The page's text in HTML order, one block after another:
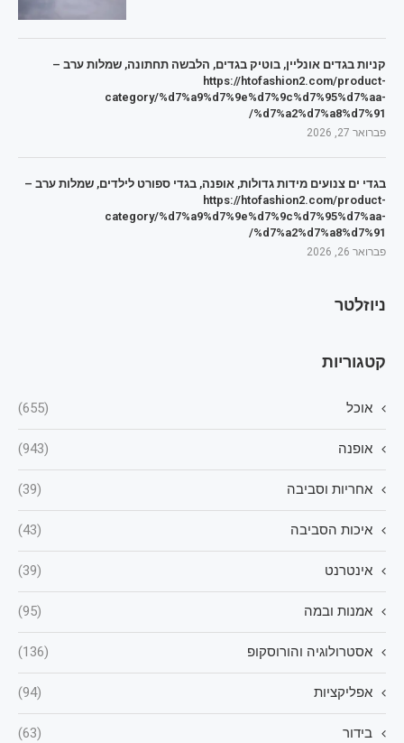
קניות בגדים אונליין, בוטיק בגדים, הלבשה תחתונה, שמלות ערב –
https://htofashion2.com/product-
category/%d7%a9%d7%9e%d7%9c%d7%95%d7%aa-
%d7%a2%d7%a8%d7%91/
פברואר 27, 2026
בגדי ים צנועים מידות גדולות, אופנה, בגדי ספורט לילדים, שמלות ערב –
https://htofashion2.com/product-
category/%d7%a9%d7%9e%d7%9c%d7%95%d7%aa-
%d7%a2%d7%a8%d7%91/
פברואר 26, 2026
ניוזלטר
קטגוריות
אוכל (655)
אופנה (943)
אחריות וסביבה (39)
איכות הסביבה (43)
אינטרנט (39)
אמנות ובמה (95)
אסטרולוגיה והורוסקופ (136)
אפליקציות (94)
בידור (63)